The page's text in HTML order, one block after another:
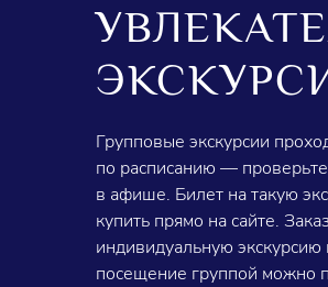
Групповые экскурсии
по расписанию —
в афише. Билет на такую
купить прямо на сайте.
индивидуальную экскурсию
посещение группой можно